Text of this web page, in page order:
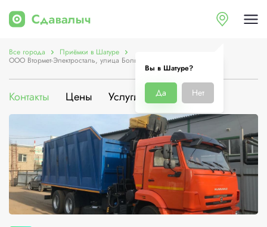
Вы в Шатуре?
Да Нет
Все города Приёмки в Шатуре
ООО Втормет-Электросталь, улица Большевик, 62Б
Контакты Цены Услуги О компании